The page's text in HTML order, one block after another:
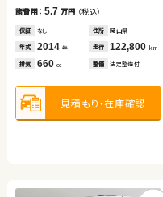
諸費用：5.7 万円 （税込）
保証 なし 住所 岡山県
年式 2014 年 走行 122,800 km
排気 660 cc 整備 法定整備付
見積もり・在庫確認
267.2万円
車両本体価格
諸費用：12.7万円 （税込）
保証 あり 住所 岩手県
排気 1,500cc 整備 法定整備付
諸費用：10.5万円（税込）
保証 なし 住所 千葉県
年式 2013 年 走行 58,600km
排気 1,200 整備 法定整備付
見積もり・在庫確認
諸費用：8.2 万円 （税込）
保証 あり 住所 青森県
年式 2010 年 走行 132,400 km
排気 660 cc 整備 法定整備付
見積もり・在庫確認